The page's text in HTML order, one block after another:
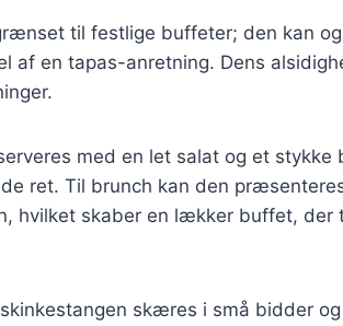
til festlige buffeter; den kan
af en tapas-anretning. Dens
med en let salat og et stykke
ret. Til brunch kan den
hvilket skaber en lækker buffet, der
skæres i små bidder